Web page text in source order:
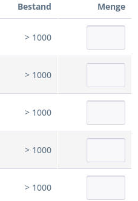
Bestand Menge
> 1000
> 1000
> 1000
> 1000
> 1000